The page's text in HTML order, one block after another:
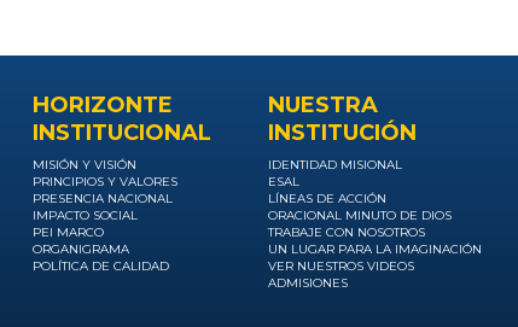
HORIZONTE
INSTITUCIONAL
MISIÓN Y VISIÓN
PRINCIPIOS Y VALORES
PRESENCIA NACIONAL
IMPACTO SOCIAL
PEI MARCO
ORGANIGRAMA
POLÍTICA DE CALIDAD
NUESTRA
INSTITUCIÓN
IDENTIDAD MISIONAL
ESAL
LÍNEAS DE ACCIÓN
ORACIONAL MINUTO DE DIOS
TRABAJE CON NOSOTROS
UN LUGAR PARA LA IMAGINACIÓN
VER NUESTROS VIDEOS
ADMISIONES